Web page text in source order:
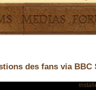
des fans via BBC